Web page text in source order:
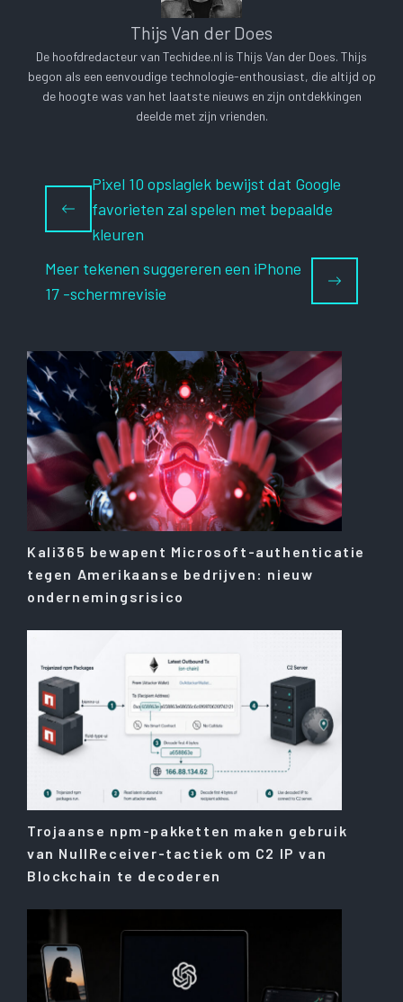
Thijs Van der Does
De hoofdredacteur van Techidee.nl is Thijs Van der Does. Thijs
begon als een eenvoudige technologie-enthousiast, die altijd op
de hoogte was van het laatste nieuws en zijn ontdekkingen
deelde met zijn vrienden.
Pixel 10 opslaglek bewijst dat Google
favorieten zal spelen met bepaalde
kleuren
Meer tekenen suggereren een iPhone
17 -schermrevisie
Kali365 bewapent Microsoft-authenticatie
tegen Amerikaanse bedrijven: nieuw
ondernemingsrisico
Trojaanse npm-pakketten maken gebruik
van NullReceiver-tactiek om C2 IP van
Blockchain te decoderen